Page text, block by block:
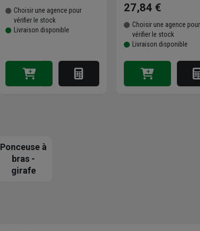
Choisir une agence pour
vérifier le stock
Livraison disponible
27,84 €
Choisir une agence pour
vérifier le stock
Livraison disponible
Ponceuse à
bras -
girafe